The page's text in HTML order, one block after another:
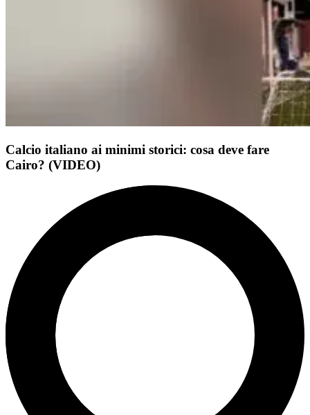
Calcio italiano ai minimi storici: cosa deve fare
Cairo? (VIDEO)